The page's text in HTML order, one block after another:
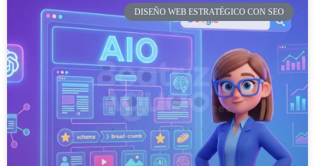
DISEÑO WEB ESTRATÉGICO CON SEO